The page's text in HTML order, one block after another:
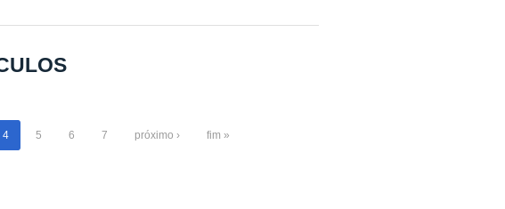
4 5 6 7 próximo › fim »